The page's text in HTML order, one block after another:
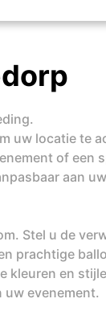
uw locatie te
of een
aan
Stel u de
prachtige
kleuren en
uw evenement.